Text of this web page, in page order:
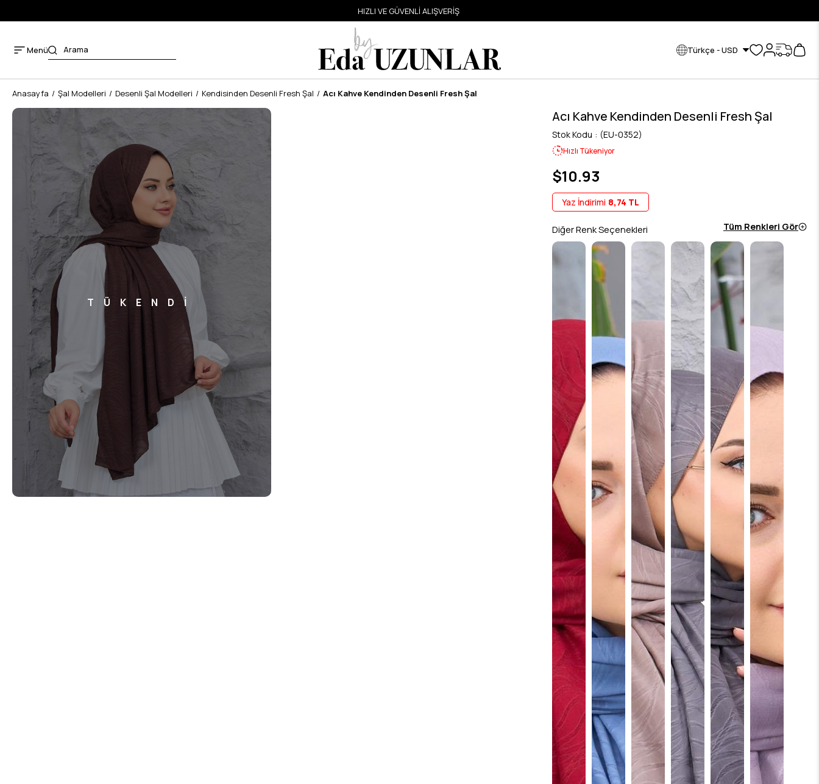
HIZLI VE GÜVENLİ ALIŞVERİŞ
Menü Türkçe - USD
Anasayfa Şal Modelleri Desenli Şal Modelleri Kendisinden Desenli Fresh Şal Acı Kahve Kendinden Desenli Fresh Şal
TÜKENDİ
Acı Kahve Kendinden Desenli Fresh Şal
Stok Kodu (EU-0352)
Hızlı Tükeniyor
$10.93
Yaz İndirimi 8,74 TL
Diğer Renk Seçenekleri Tüm Renkleri Gör